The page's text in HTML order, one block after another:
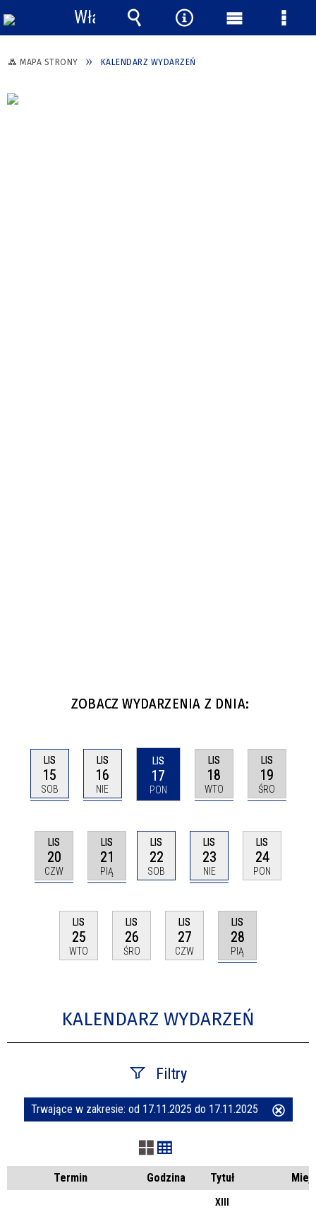
MAPA STRONY KALENDARZ WYDARZEŃ
ZOBACZ WYDARZENIA Z DNIA:
LIS
15
SOB
LIS
16
NIE
LIS
17
PON
LIS
18
WTO
LIS
19
ŚRO
LIS
20
CZW
LIS
21
PIĄ
LIS
22
SOB
LIS
23
NIE
LIS
24
PON
LIS
25
WTO
LIS
26
ŚRO
LIS
27
CZW
LIS
28
PIĄ
KALENDARZ WYDARZEŃ
Filtry
Szukana fraza
Kategoria
Trwające w zakresie: od 17.11.2025 do 17.11.2025
Termin Godzina Tytuł
XIII
Włącz
powiadomienia
Wyszukiwarka
Narzędzia
Menu Menu